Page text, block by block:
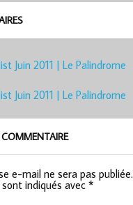
Juin 2011 | Le Palindrome
Juin 2011 | Le Palindrome
e-mail ne sera pas publiée.
indiqués avec*